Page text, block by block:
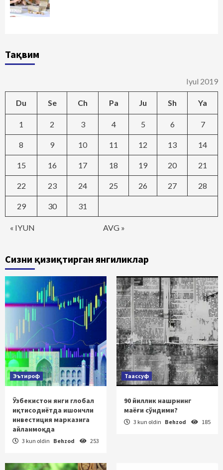
Тақвим
Iyul 2019
Du Se Ch Pa Ju Sh Ya
« IYUN AVG »
1 2 3 4 5 6 7
8 9 10 11 12 13 14
15 16 17 18 19 20 21
22 23 24 25 26 27 28
29 30 31
Сизни қизиқтирган янгиликлар
Эътироф
Ўзбекистон янги глобал
иқтисодиётда ишончли
инвестиция марказига
айланмоқда
3 kun oldin Behzod 253
Таассуф
90 йиллик нашрнинг
маёғи сўндими?
3 kun oldin Behzod 185